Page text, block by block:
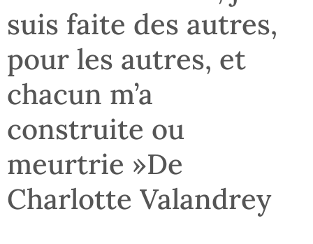
suis faite des autres,
pour les autres, et
chacun m’a
construite ou
meurtrie »De
Charlotte Valandrey